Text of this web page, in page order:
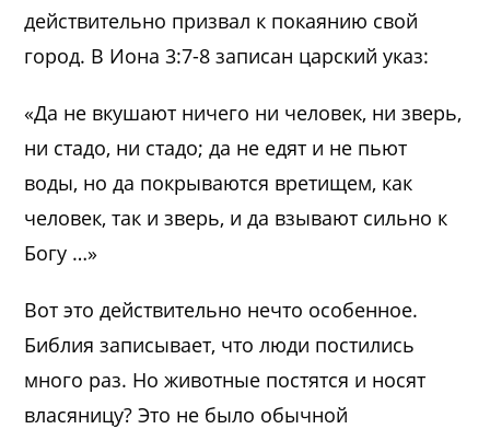
действительно призвал к покаянию свой
город. В Иона 3:7-8 записан царский указ:
«Да не вкушают ничего ни человек, ни зверь,
ни стадо, ни стадо; да не едят и не пьют
воды, но да покрываются вретищем, как
человек, так и зверь, и да взывают сильно к
Богу …»
Вот это действительно нечто особенное.
Библия записывает, что люди постились
много раз. Но животные постятся и носят
власяницу? Это не было обычной